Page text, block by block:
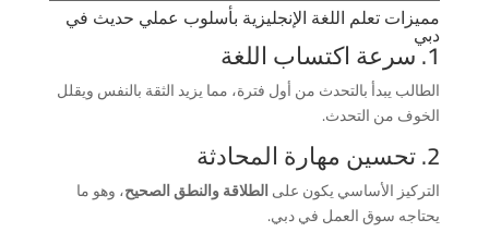
مميزات تعلم اللغة الإنجليزية بأسلوب عملي حديث في
دبي
1. سرعة اكتساب اللغة
الطالب يبدأ بالتحدث من أول فترة، مما يزيد الثقة بالنفس ويقلل
الخوف من التحدث.
2. تحسين مهارة المحادثة
التركيز الأساسي يكون علىالطلاقة والنطق الصحيح، وهو ما
يحتاجه سوق العمل في دبي.